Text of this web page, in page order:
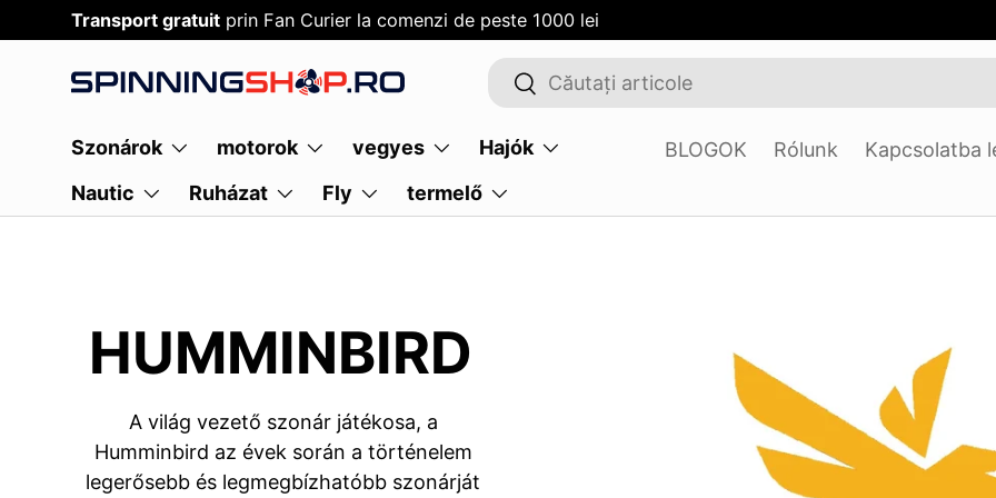
SARI PESTE CONTENT
Transport gratuit prin Fan Curier la comenzi de peste 1000 lei
CautaCauta
Szonárok motorok vegyes
Hajók
Nautic
Ruházat Fly termelő
BLOGOK Rólunk Kapcsolatba
HUMMINBIRD
A világ vezető szonár játékosa, a
Humminbird az évek során a történelem
legerősebb és legmegbízhatóbb szonárját